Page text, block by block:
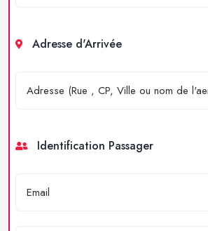
Adresse d'Arrivée
Identification Passager